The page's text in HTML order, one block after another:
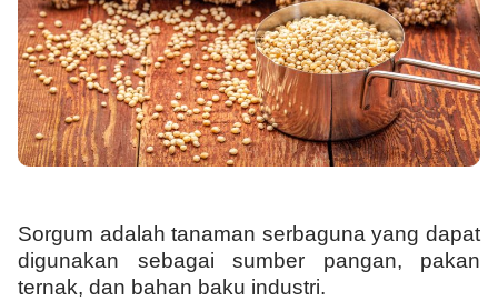
Sorgum adalah tanaman serbaguna yang dapat
digunakan sebagai sumber pangan, pakan
ternak, dan bahan baku industri.